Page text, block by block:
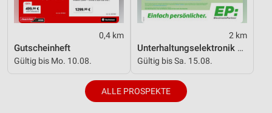
0,4 km
Gutscheinheft
Gültig bis Mo. 10.08.
2 km
Unterhaltungselektronik 08/2026
Gültig bis Sa. 15.08.
ALLE PROSPEKTE